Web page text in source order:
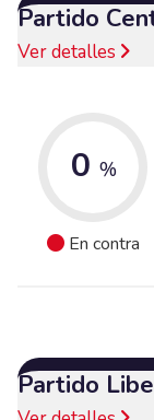
Partido
Ver detalles
0 %
En contra
Partido